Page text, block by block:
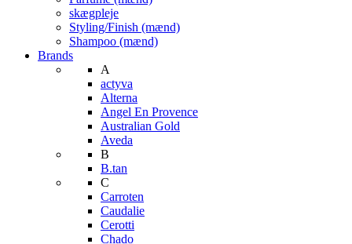
skægpleje
Styling/Finish (mænd)
Shampoo (mænd)
Brands
A
actyva
Alterna
Angel En Provence
Australian Gold
Aveda
B
B.tan
C
Carroten
Caudalie
Cerotti
Chado